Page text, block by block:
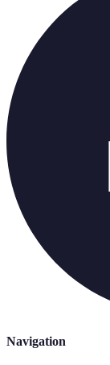
Navigation